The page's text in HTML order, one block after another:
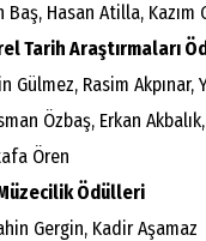
Baş, Hasan Atilla, Kazım
Tarih Araştırmaları
Rasim Akpınar,
Özbaş, Erkan Akbalık,
Ören
Ödülleri
Gergin, Kadir Aşamaz